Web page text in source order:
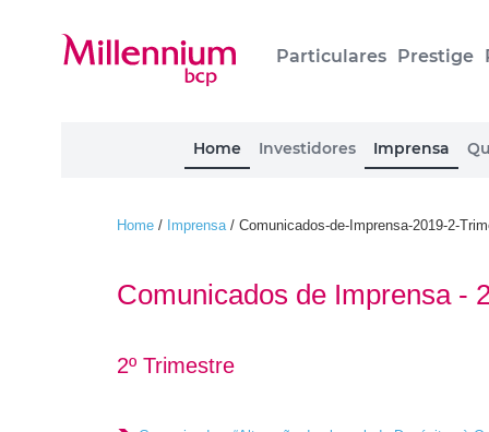
Particulares Prestige
Home Investidores Imprensa
Home / Imprensa/ Comunicados-de-Imprensa-2019-2-
Comunicados de Imprensa -
2º Trimestre